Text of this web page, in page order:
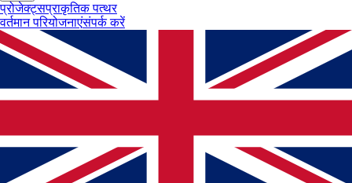
प्रोजेक्ट्सप्राकृतिक पत्थर
वर्तमान परियोजनाएंसंपर्क करें